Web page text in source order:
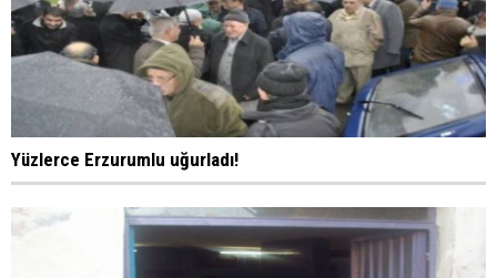
Yüzlerce Erzurumlu uğurladı!